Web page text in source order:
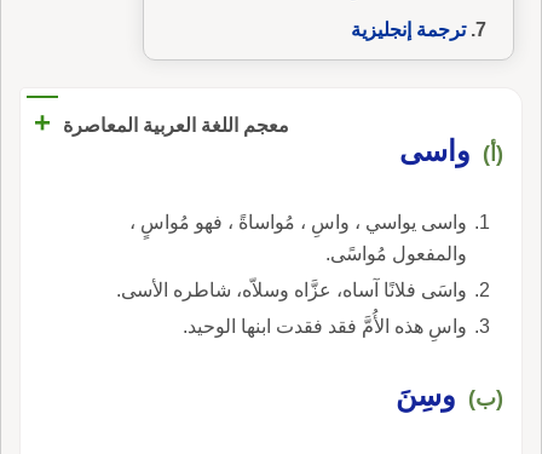
ترجمة إنجليزية
معجم اللغة العربية المعاصرة +
(أ) واسى
واسى يواسي ، واسِ ، مُواساةً ، فهو مُواسٍ ،
والمفعول مُواسًى.
واسَى فلانًا آساه، عزَّاه وسلاّه، شاطره الأسى.
واسِ هذه الأُمَّ فقد فقدت ابنها الوحيد.
(ب) وسِنَ